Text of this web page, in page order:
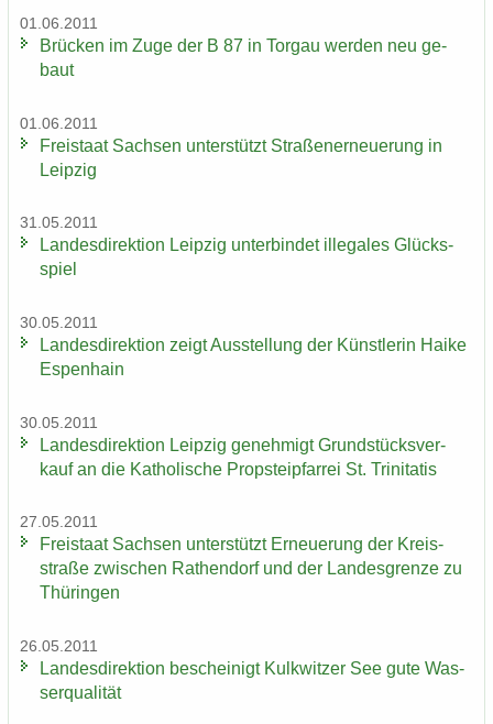
01.06.2011
Brü­cken im Zuge der B 87 in Tor­gau wer­den neu ge­
baut
01.06.2011
Frei­staat Sach­sen un­ter­stützt Stra­ßen­er­neue­rung in
Leip­zig
31.05.2011
Lan­des­di­rek­ti­on Leip­zig un­ter­bin­det il­le­ga­les Glücks­
spiel
30.05.2011
Lan­des­di­rek­ti­on zeigt Aus­stel­lung der Künst­le­rin Haike
Es­pen­hain
30.05.2011
Lan­des­di­rek­ti­on Leip­zig ge­neh­migt Grund­stücks­ver­
kauf an die Ka­tho­li­sche Propstei­pfar­rei St. Tri­ni­ta­tis
27.05.2011
Frei­staat Sach­sen un­ter­stützt Er­neue­rung der Kreis­
stra­ße zwi­schen Ra­then­dorf und der Lan­des­gren­ze zu
Thü­rin­gen
26.05.2011
Lan­des­di­rek­ti­on be­schei­nigt Kulk­wit­zer See gute Was­
ser­qua­li­tät